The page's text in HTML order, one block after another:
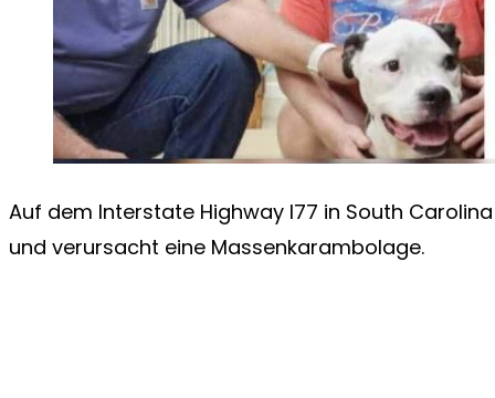
Auf dem Interstate Highway I77 in South
und verursacht eine Massenkarambolage.